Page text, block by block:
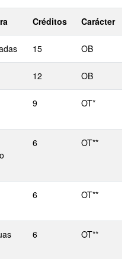
Créditos Carácter
15 OB
12 OB
9 OT*
6 OT**
6 OT**
6 OT**